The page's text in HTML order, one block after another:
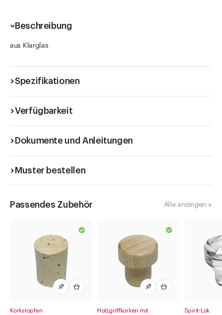
Beschreibung
aus Klarglas
Spezifikationen
Verfügbarkeit
Dokumente und Anleitungen
Muster bestellen
Passendes Zubehör Alle anzeigen
Korkstopfen
Holzgriffkorken mit
Spirit-Lok